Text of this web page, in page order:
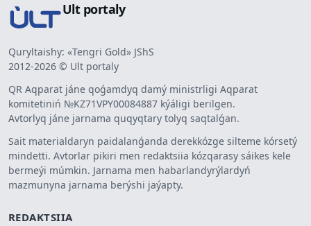
Ult portaly
Quryltaishy: «Tengri Gold» JShS
2012-2026 © Ult portaly
QR Aqparat jáne qoǵamdyq damý ministrligi Aqparat
komitetiniń №KZ71VPY00084887 kýáligi berilgen.
Avtorlyq jáne jarnama quqyqtary tolyq saqtalǵan.
Sait materialdaryn paidalanǵanda derekkózge silteme kórsetý
mindetti. Avtorlar pikiri men redaktsiia kózqarasy sáikes kele
bermeýi múmkin. Jarnama men habarlandyrýlardyń
mazmunyna jarnama berýshi jaýapty.
REDAKTSIIA